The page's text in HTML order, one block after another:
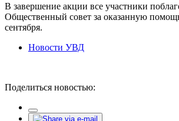
В завершение акции все участники
Общественный совет за оказанную
сентября.
Новости УВД
Поделиться новостью: